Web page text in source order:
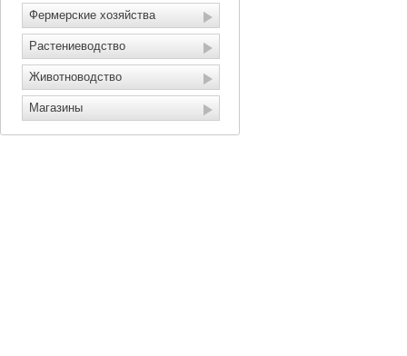
Фермерские хозяйства
Растениеводство
Животноводство
Магазины